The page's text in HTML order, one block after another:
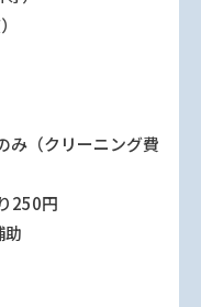
（クリーニング費
250円
助